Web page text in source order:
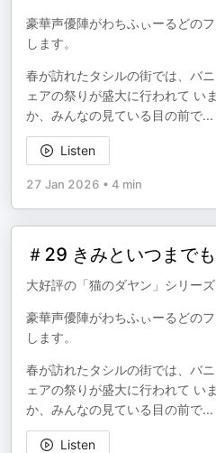
豪華声優陣がわちふぃーるどの
します。
春が訪れたタシルの街では、バ
ェアの祭りが盛大に行われて い
か、みんなの見ている目の前で...
Listen
27 Jan 2026 • 4 min
＃29 きみといつまで
大好評の「猫のダヤン」シリーズ
豪華声優陣がわちふぃーるどの
します。
春が訪れたタシルの街では、バ
ェアの祭りが盛大に行われて い
か、みんなの見ている目の前で...
Listen